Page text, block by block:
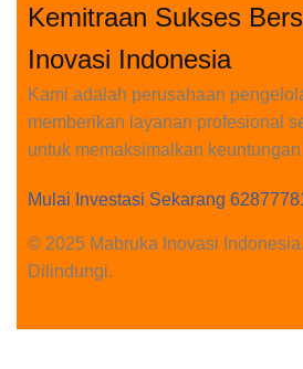
Kemitraan Sukses
Inovasi Indonesia
Kami adalah perusahaan
memberikan layanan profesional
untuk memaksimalkan
Mulai Investasi Sekarang
© 2025 Mabruka Inovasi
Dilindungi.